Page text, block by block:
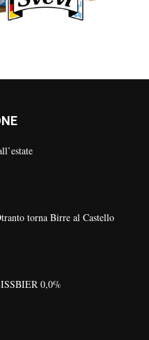
torna Birre al Castello
0,0%